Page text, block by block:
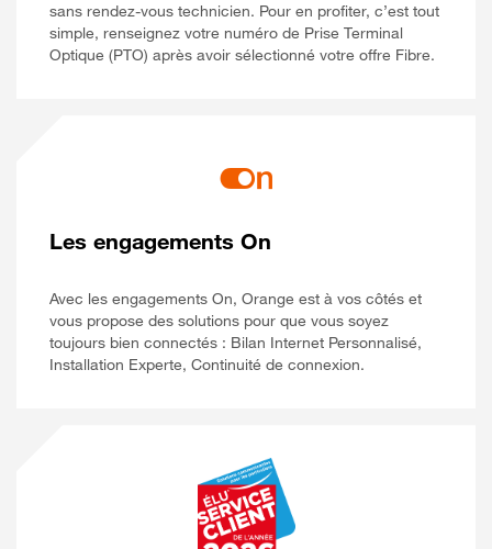
sans rendez-vous technicien. Pour en profiter, c’est tout
simple, renseignez votre numéro de Prise Terminal
Optique (PTO) après avoir sélectionné votre offre Fibre.
Les engagements On
Avec les engagements On, Orange est à vos côtés et
vous propose des solutions pour que vous soyez
toujours bien connectés : Bilan Internet Personnalisé,
Installation Experte, Continuité de connexion.